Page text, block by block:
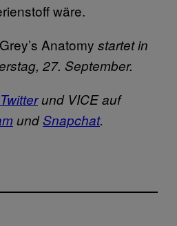
wäre.
Grey’s Anatomy startet in
27. September.
Twitterund VICE auf
undSnapchat.